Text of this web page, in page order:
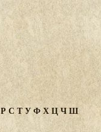
Р С ТУФХЦЧШ